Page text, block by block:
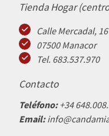
Tienda Hogar
Calle Mercadal, 16
07500 Manacor
Tel. 683.537.970
Contacto
Teléfono: +34
Email: